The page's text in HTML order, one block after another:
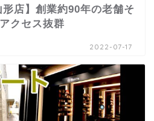
形店】創業約90年の老舗そ
クセス抜群
2022-07-17